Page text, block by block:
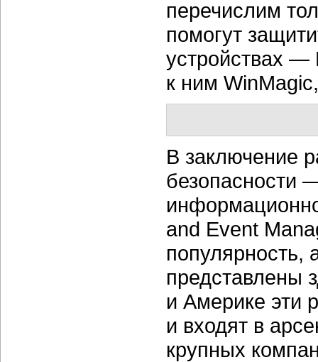
перечислим
помогут
устройствах —
к ним
В заключение
безопасности
and Event
популярность,
представлены
и Америке эти
и входят в
крупных